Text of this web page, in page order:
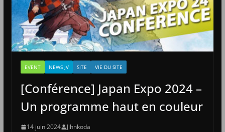
EVENT NEWS JV SITE VIE DU SITE
[Conférence] Japan Expo 2024 –
Un programme haut en couleur
14 juin 2024 Jihnkoda